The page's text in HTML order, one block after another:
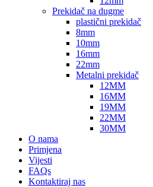
Prekidač na dugme
plastični prekidač
8mm
10mm
16mm
22mm
Metalni prekidač
12MM
16MM
19MM
22MM
30MM
O nama
Primjena
Vijesti
FAQs
Kontaktiraj nas